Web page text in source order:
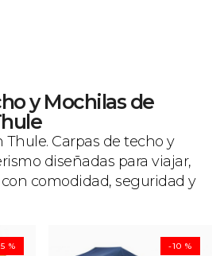
y Mochilas de
Carpas de techo y
diseñadas para viajar,
comodidad, seguridad y
% -10 %